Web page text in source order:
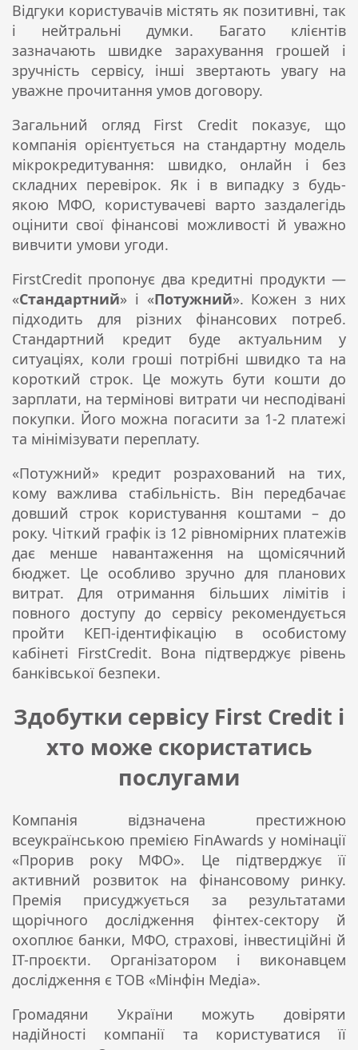
Відгуки користувачів містять як позитивні, так
і нейтральні думки. Багато клієнтів
зазначають швидке зарахування грошей і
зручність сервісу, інші звертають увагу на
уважне прочитання умов договору.
Загальний огляд First Credit показує, що
компанія орієнтується на стандартну модель
мікрокредитування: швидко, онлайн і без
складних перевірок. Як і в випадку з будь-
якою МФО, користувачеві варто заздалегідь
оцінити свої фінансові можливості й уважно
вивчити умови угоди.
FirstCredit пропонує два кредитні продукти —
«Стандартний» і «Потужний». Кожен з них
підходить для різних фінансових потреб.
Стандартний кредит буде актуальним у
ситуаціях, коли гроші потрібні швидко та на
короткий строк. Це можуть бути кошти до
зарплати, на термінові витрати чи несподівані
покупки. Його можна погасити за 1-2 платежі
та мінімізувати переплату.
«Потужний» кредит розрахований на тих,
кому важлива стабільність. Він передбачає
довший строк користування коштами – до
року. Чіткий графік із 12 рівномірних платежів
дає менше навантаження на щомісячний
бюджет. Це особливо зручно для планових
витрат. Для отримання більших лімітів і
повного доступу до сервісу рекомендується
пройти КЕП-ідентифікацію в особистому
кабінеті FirstCredit. Вона підтверджує рівень
банківської безпеки.
Здобутки сервісу First Credit і
хто може скористатись
послугами
Компанія відзначена престижною
всеукраїнською премією FinAwards у номінації
«Прорив року МФО». Це підтверджує її
активний розвиток на фінансовому ринку.
Премія присуджується за результатами
щорічного дослідження фінтех-сектору й
охоплює банки, МФО, страхові, інвестиційні й
IT-проєкти. Організатором і виконавцем
дослідження є ТОВ «Мінфін Медіа».
Громадяни України можуть довіряти
надійності компанії та користуватися її